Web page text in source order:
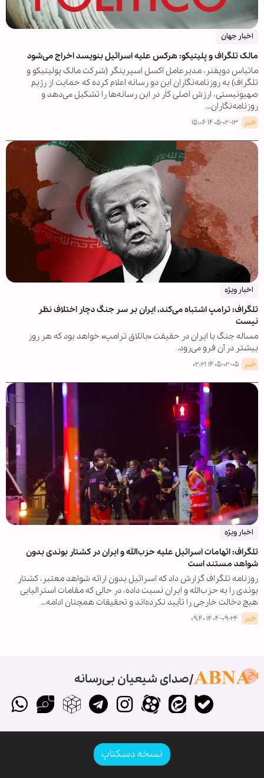
اخبار جهان
مالک تلگراف و پلیتیکو: هرکس علیه اسرائیل بنویسد اخراج می‌شود
ماتیاس دوپفنر، مدیرعامل اکسل اسپرینگر (شرکت مالک پولیتیکو و
تلگراف) به روزنامه‌نگاران این دو رسانه اعلام کرده که حمایت از رژیم
صهیونیستی، ارزش اصلی کار در این رسانه‌ها را تشکیل می‌دهد و
روزنامه‌نگاران…
خبر ۱۴۰۵-۰۲-۱۳ ۱۵:۰۶
اخبار ویژه
تلگراف: ترامپ اشتباه می‌کند، ایران بر سر جنگ دچار اختلاف نظر
نیست
مساله جنگ با ایران در حقیقت «باتلاق ترامپ» خواهد بود که هر روز
بیشتر در آن فرو می‌رود.
خبر ۱۴۰۵-۰۲-۰۵ ۰۲:۲۱
اخبار ویژه
تلگراف: اتهامات اسرائیل علیه حزب‌الله و ایران در کشتار بوندی بدون
شواهد مستند است
روزنامه تلگراف گزارش داد که اسرائیل بدون ارائه شواهد معتبر، کشتار
بوندی را به حزب‌الله و ایران نسبت داده، در حالی که مقامات استرالیایی
هیچ دخالت خارجی را تأیید نکرده‌اند و تحقیقات همچنان ادامه…
خبر ۱۴۰۴-۰۹-۲۴ ۰۹:۴۰
صدای شیعیان بی‌رسانه
نسخه دسکتاپ